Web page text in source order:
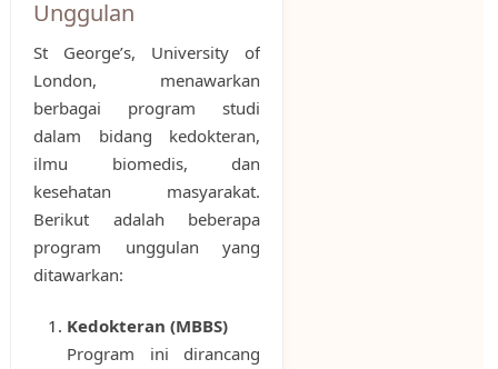
Unggulan
St George’s, University of
London, menawarkan
berbagai program studi
dalam bidang kedokteran,
ilmu biomedis, dan
kesehatan masyarakat.
Berikut adalah beberapa
program unggulan yang
ditawarkan:
Kedokteran (MBBS)
Program ini dirancang